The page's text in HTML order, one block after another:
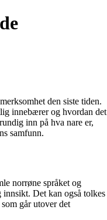
den siste tiden.
innebærer og hvordan det
inn på hva nare er,
samfunn.
norrøne språket og
innsikt. Det kan også tolkes
går utover det